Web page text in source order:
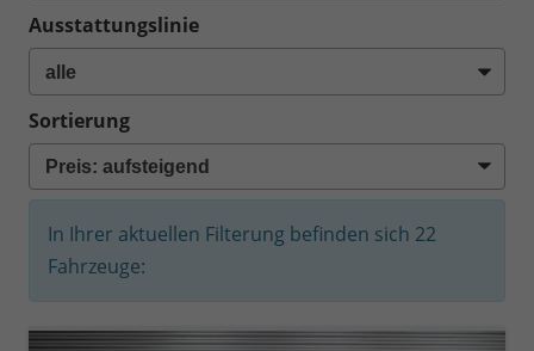
Ausstattungslinie
Sortierung
In Ihrer aktuellen Filterung befinden sich 22
Fahrzeuge: